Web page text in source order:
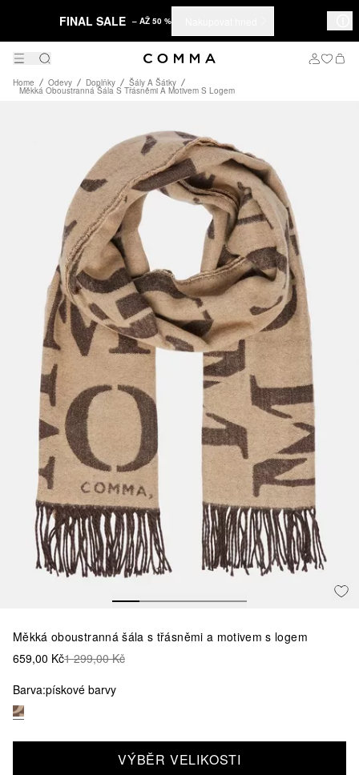
FINAL SALE – AŽ 50 %
Home Odevy Doplňky Šály A Šátky
Měkká Oboustranná Šála S Třásněmi A Motivem S Logem
Měkká oboustranná šála s třásněmi a motivem s logem
659,00 Kč1 299,00 Kč
Barva:pískové barvy
VÝBĚR VELIKOSTI